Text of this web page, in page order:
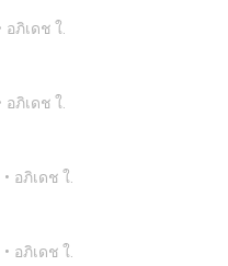
อภิเดช ใ.
อภิเดช ใ.
อภิเดช ใ.
อภิเดช ใ.